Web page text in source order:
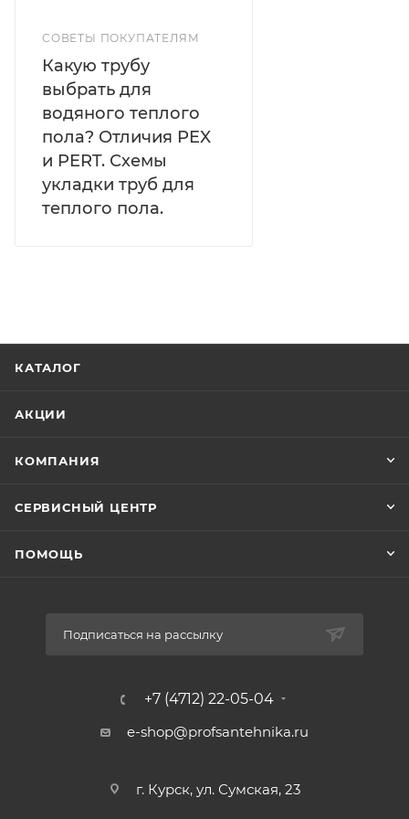
СОВЕТЫ ПОКУПАТЕЛЯМ
Какую трубу
выбрать для
водяного теплого
пола? Отличия PEX
и PERT. Схемы
укладки труб для
теплого пола.
КАТАЛОГ
АКЦИИ
КОМПАНИЯ
СЕРВИСНЫЙ ЦЕНТР
ПОМОЩЬ
Подписаться на рассылку
+7 (4712) 22-05-04
e-shop@profsantehnika.ru
г. Курск, ул. Сумская, 23